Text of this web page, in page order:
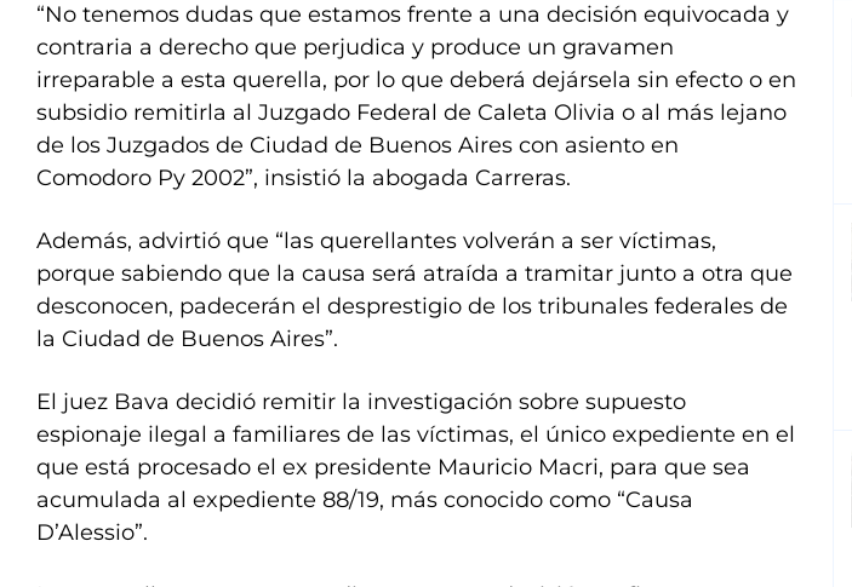
“No tenemos dudas que estamos frente a una decisión equivocada y
contraria a derecho que perjudica y produce un gravamen
irreparable a esta querella, por lo que deberá dejársela sin efecto o en
subsidio remitirla al Juzgado Federal de Caleta Olivia o al más lejano
de los Juzgados de Ciudad de Buenos Aires con asiento en
Comodoro Py 2002”, insistió la abogada Carreras.
Además, advirtió que “las querellantes volverán a ser víctimas,
porque sabiendo que la causa será atraída a tramitar junto a otra que
desconocen, padecerán el desprestigio de los tribunales federales de
la Ciudad de Buenos Aires”.
El juez Bava decidió remitir la investigación sobre supuesto
espionaje ilegal a familiares de las víctimas, el único expediente en el
que está procesado el ex presidente Mauricio Macri, para que sea
acumulada al expediente 88/19, más conocido como “Causa
D’Alessio”.